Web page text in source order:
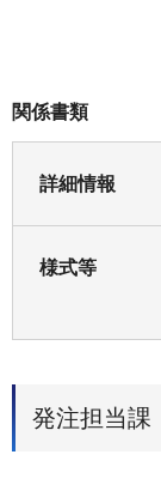
関係書類
詳細情報
様式等
発注担当課